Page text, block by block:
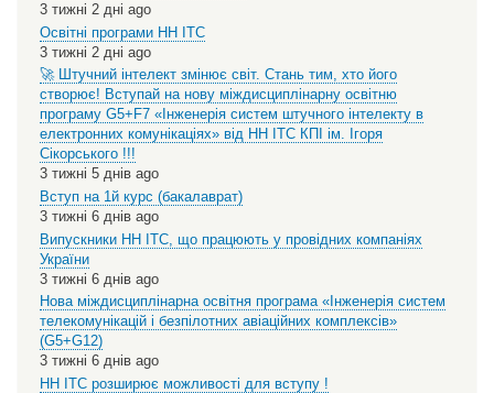
3 тижні 2 дні ago
Освітні програми НН ІТС
3 тижні 2 дні ago
🚀 Штучний інтелект змінює світ. Стань тим, хто його
створює! Вступай на нову міждисциплінарну освітню
програму G5+F7 «Інженерія систем штучного інтелекту в
електронних комунікаціях» від НН ІТС КПІ ім. Ігоря
Сікорського !!!
3 тижні 5 днів ago
Вступ на 1й курс (бакалаврат)
3 тижні 6 днів ago
Випускники НН ІТС, що працюють у провідних компаніях
України
3 тижні 6 днів ago
Нова міждисциплінарна освітня програма «Інженерія систем
телекомунікацій і безпілотних авіаційних комплексів»
(G5+G12)
3 тижні 6 днів ago
НН ІТС розширює можливості для вступу !